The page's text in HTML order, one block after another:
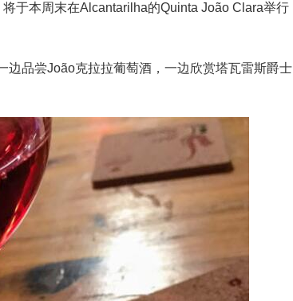
于本周末在Alcantarilha的Quinta João Clara举行
品尝João克拉拉葡萄酒，一边欣赏塔瓦雷斯爵士